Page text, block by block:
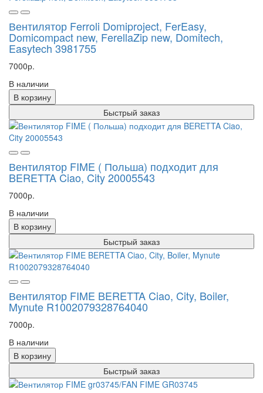
Вентилятор Ferroli Domiproject, FerEasy,
Domicompact new, FerellaZip new, Domitech,
Easytech 3981755
7000р.
В наличии
В корзину
Быстрый заказ
Вентилятор FIME ( Польша) подходит для
BERETTA Ciao, City 20005543
7000р.
В наличии
В корзину
Быстрый заказ
Вентилятор FIME BERETTA Ciao, City, Boiler,
Mynute R1002079328764040
7000р.
В наличии
В корзину
Быстрый заказ